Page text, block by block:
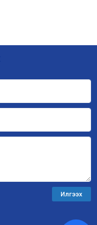
Илгээх